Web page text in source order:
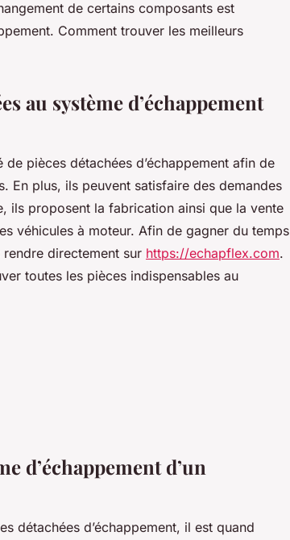
de certains composants est
Comment trouver les meilleurs
au système d’échappement
pièces détachées d’échappement afin de
En plus, ils peuvent satisfaire des demandes
ils proposent la fabrication ainsi que la vente
véhicules à moteur. Afin de gagner du temps
directement sur https://echapflex.com.
toutes les pièces indispensables au
d’échappement d’un
détachées d’échappement, il est quand